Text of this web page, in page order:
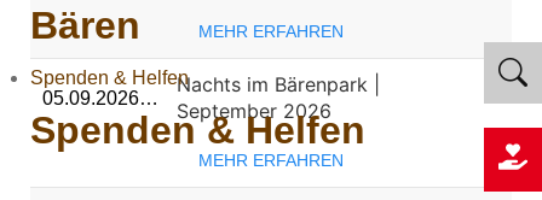
Bären
Spenden & Helfen
Spenden & Helfen
MEHR ERFAHREN
05.09.2026…
Nachts im Bärenpark |
September 2026
MEHR ERFAHREN